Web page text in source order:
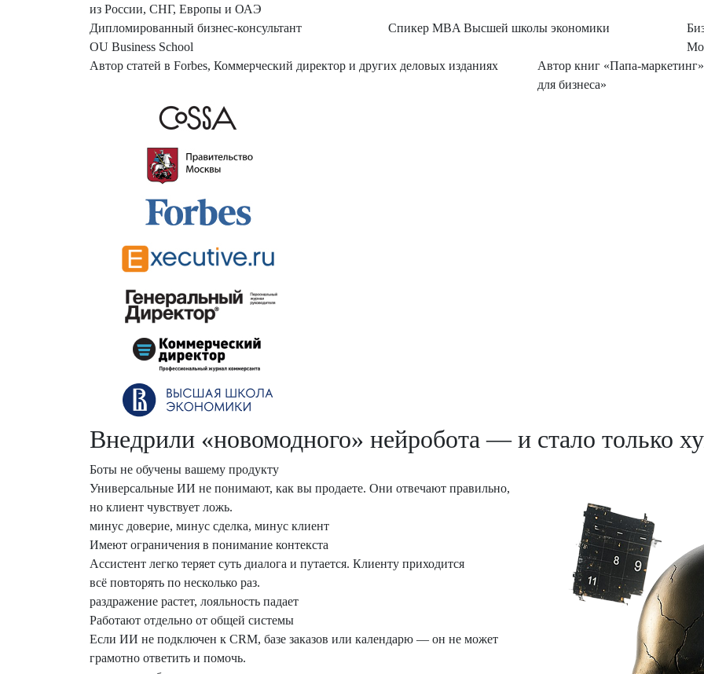
из России, СНГ, Европы и ОАЭ
Дипломированный бизнес-консультант
OU Business School
Спикер MBA Высшей школы экономики
Автор статей в Forbes, Коммерческий директор и других деловых изданиях
Автор книг «Папа-
для бизнеса»
Внедрили «новомодного» нейробота — и стало только
Боты не обучены вашему продукту
Универсальные ИИ не понимают, как вы продаете. Они отвечают правильно,
но клиент чувствует ложь.
минус доверие, минус сделка, минус клиент
Имеют ограничения в понимание контекста
Ассистент легко теряет суть диалога и путается. Клиенту приходится
всё повторять по несколько раз.
раздражение растет, лояльность падает
Работают отдельно от общей системы
Если ИИ не подключен к CRM, базе заказов или календарю — он не может
грамотно ответить и помочь.